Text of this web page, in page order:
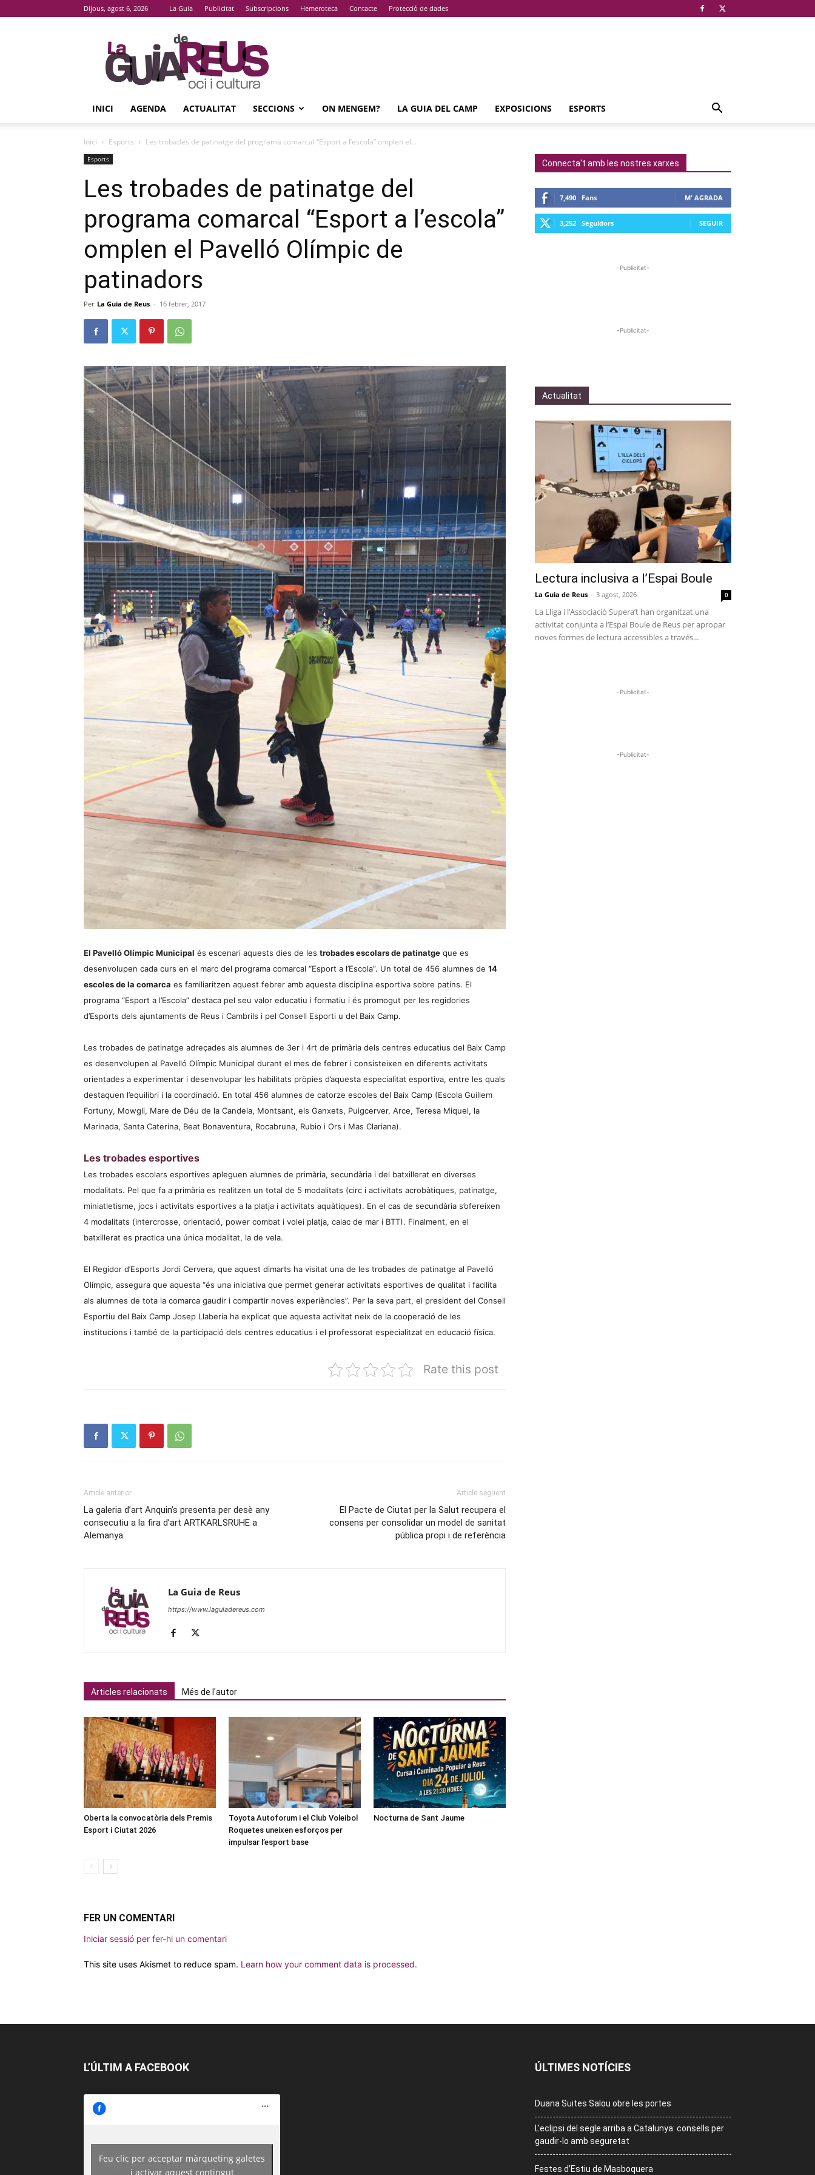
Dijous, agost 6, 2026 La Guia Publicitat Subscripcions Hemeroteca Contacte Protecció de dades
La
Guia
De
Reus
INICI AGENDA ACTUALITAT SECCIONS ON MENGEM? LA GUIA DEL CAMP EXPOSICIONS ESPORTS
Inici Esports Les trobades de patinatge del programa comarcal “Esport a l’escola” omplen el...
Esports
Les trobades de patinatge del
programa comarcal “Esport a l’escola”
omplen el Pavelló Olímpic de
patinadors
Per La Guia de Reus - 16 febrer, 2017
El Pavelló Olímpic Municipal és escenari aquests dies de les trobades escolars de patinatge que es
desenvolupen cada curs en el marc del programa comarcal “Esport a l’Escola”. Un total de 456 alumnes de 14
escoles de la comarca es familiaritzen aquest febrer amb aquesta disciplina esportiva sobre patins. El
programa “Esport a l’Escola” destaca pel seu valor educatiu i formatiu i és promogut per les regidories
d’Esports dels ajuntaments de Reus i Cambrils i pel Consell Esporti u del Baix Camp.
Les trobades de patinatge adreçades als alumnes de 3er i 4rt de primària dels centres educatius del Baix Camp
es desenvolupen al Pavelló Olímpic Municipal durant el mes de febrer i consisteixen en diferents activitats
orientades a experimentar i desenvolupar les habilitats pròpies d’aquesta especialitat esportiva, entre les quals
destaquen l’equilibri i la coordinació. En total 456 alumnes de catorze escoles del Baix Camp (Escola Guillem
Fortuny, Mowgli, Mare de Déu de la Candela, Montsant, els Ganxets, Puigcerver, Arce, Teresa Miquel, la
Marinada, Santa Caterina, Beat Bonaventura, Rocabruna, Rubio i Ors i Mas Clariana).
Les trobades esportives
Les trobades escolars esportives apleguen alumnes de primària, secundària i del batxillerat en diverses
modalitats. Pel que fa a primària es realitzen un total de 5 modalitats (circ i activitats acrobàtiques, patinatge,
miniatletisme, jocs i activitats esportives a la platja i activitats aquàtiques). En el cas de secundària s’ofereixen
4 modalitats (intercrosse, orientació, power combat i volei platja, caiac de mar i BTT). Finalment, en el
batxillerat es practica una única modalitat, la de vela.
El Regidor d’Esports Jordi Cervera, que aquest dimarts ha visitat una de les trobades de patinatge al Pavelló
Olímpic, assegura que aquesta “és una iniciativa que permet generar activitats esportives de qualitat i facilita
als alumnes de tota la comarca gaudir i compartir noves experiències”. Per la seva part, el president del Consell
Esportiu del Baix Camp Josep Llaberia ha explicat que aquesta activitat neix de la cooperació de les
institucions i també de la participació dels centres educatius i el professorat especialitzat en educació física.
Rate this post
Article anterior
La galeria d’art Anquin’s presenta per desè any
consecutiu a la fira d’art ARTKARLSRUHE a
Alemanya.
Article següent
El Pacte de Ciutat per la Salut recupera el
consens per consolidar un model de sanitat
pública propi i de referència
La Guia de Reus
https://www.laguiadereus.com
Articles relacionats Més de l'autor
Oberta la convocatòria dels Premis
Esport i Ciutat 2026
Toyota Autoforum i el Club Voleibol
Roquetes uneixen esforços per
impulsar l’esport base
Nocturna de Sant Jaume
FER UN COMENTARI
Iniciar sessió per fer-hi un comentari
This site uses Akismet to reduce spam. Learn how your comment data is processed.
Connecta't amb les nostres xarxes
7,490 Fans M' AGRADA
3,252 Seguidors SEGUIR
-Publicitat-
-Publicitat-
Actualitat
Lectura inclusiva a l’Espai Boule
La Guia de Reus - 3 agost, 2026 0
La Lliga i l’Associació Supera’t han organitzat una
activitat conjunta a l’Espai Boule de Reus per apropar
noves formes de lectura accessibles a través...
-Publicitat-
-Publicitat-
L’ÚLTIM A FACEBOOK
https://www.facebook.com/guiadereus/
Feu clic per acceptar màrqueting galetes
i activar aquest contingut
ÚLTIMES NOTÍCIES
Duana Suites Salou obre les portes
L’eclipsi del segle arriba a Catalunya: consells per
gaudir-lo amb seguretat
Festes d’Estiu de Masboquera